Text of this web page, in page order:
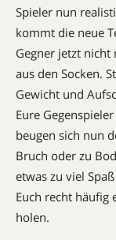
Spieler nun
kommt die neue
Gegner jetzt
aus den Socken.
Gewicht und
Eure
beugen sich nun
Bruch oder zu
etwas zu viel
Euch recht häufig
holen.